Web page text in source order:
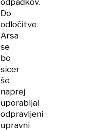
odpadkov.
Do
odločitve
Arsa
se
bo
sicer
še
naprej
uporabljal
odpravljeni
upravni